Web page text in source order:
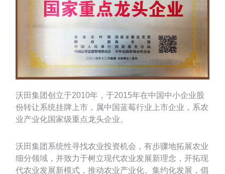
沃田集团创立于2010年，于2015年在中国中小企业股
份转让系统挂牌上市，属中国蓝莓行业上市企业，系农
业产业化国家级重点龙头企业。
沃田集团系统性寻找农业投资机会，有步骤地拓展农业
细分领域，并致力于树立现代农业发展新理念，开拓现
代农业发展新模式，推动农业产业化、集约化发展，倡